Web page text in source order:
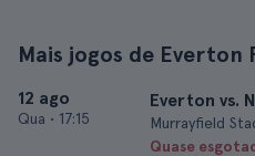
Mais jogos de Everton
12 ago
Qua • 17:15
Everton vs.
Murrayfield
Quase